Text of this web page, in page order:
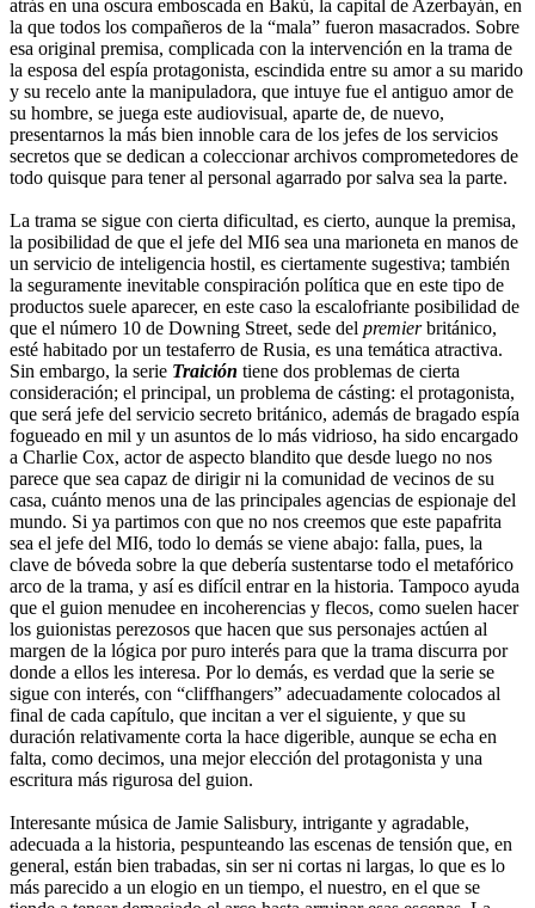
atrás en una oscura emboscada en Bakú, la capital de Azerbayán, en
la que todos los compañeros de la “mala” fueron masacrados. Sobre
esa original premisa, complicada con la intervención en la trama de
la esposa del espía protagonista, escindida entre su amor a su marido
y su recelo ante la manipuladora, que intuye fue el antiguo amor de
su hombre, se juega este audiovisual, aparte de, de nuevo,
presentarnos la más bien innoble cara de los jefes de los servicios
secretos que se dedican a coleccionar archivos comprometedores de
todo quisque para tener al personal agarrado por salva sea la parte.
La trama se sigue con cierta dificultad, es cierto, aunque la premisa,
la posibilidad de que el jefe del MI6 sea una marioneta en manos de
un servicio de inteligencia hostil, es ciertamente sugestiva; también
la seguramente inevitable conspiración política que en este tipo de
productos suele aparecer, en este caso la escalofriante posibilidad de
que el número 10 de Downing Street, sede del premierbritánico,
esté habitado por un testaferro de Rusia, es una temática atractiva.
Sin embargo, la serie Traición tiene dos problemas de cierta
consideración; el principal, un problema de cásting: el protagonista,
que será jefe del servicio secreto británico, además de bragado espía
fogueado en mil y un asuntos de lo más vidrioso, ha sido encargado
a Charlie Cox, actor de aspecto blandito que desde luego no nos
parece que sea capaz de dirigir ni la comunidad de vecinos de su
casa, cuánto menos una de las principales agencias de espionaje del
mundo. Si ya partimos con que no nos creemos que este papafrita
sea el jefe del MI6, todo lo demás se viene abajo: falla, pues, la
clave de bóveda sobre la que debería sustentarse todo el metafórico
arco de la trama, y así es difícil entrar en la historia. Tampoco ayuda
que el guion menudee en incoherencias y flecos, como suelen hacer
los guionistas perezosos que hacen que sus personajes actúen al
margen de la lógica por puro interés para que la trama discurra por
donde a ellos les interesa. Por lo demás, es verdad que la serie se
sigue con interés, con “cliffhangers” adecuadamente colocados al
final de cada capítulo, que incitan a ver el siguiente, y que su
duración relativamente corta la hace digerible, aunque se echa en
falta, como decimos, una mejor elección del protagonista y una
escritura más rigurosa del guion.
Interesante música de Jamie Salisbury, intrigante y agradable,
adecuada a la historia, pespunteando las escenas de tensión que, en
general, están bien trabadas, sin ser ni cortas ni largas, lo que es lo
más parecido a un elogio en un tiempo, el nuestro, en el que se